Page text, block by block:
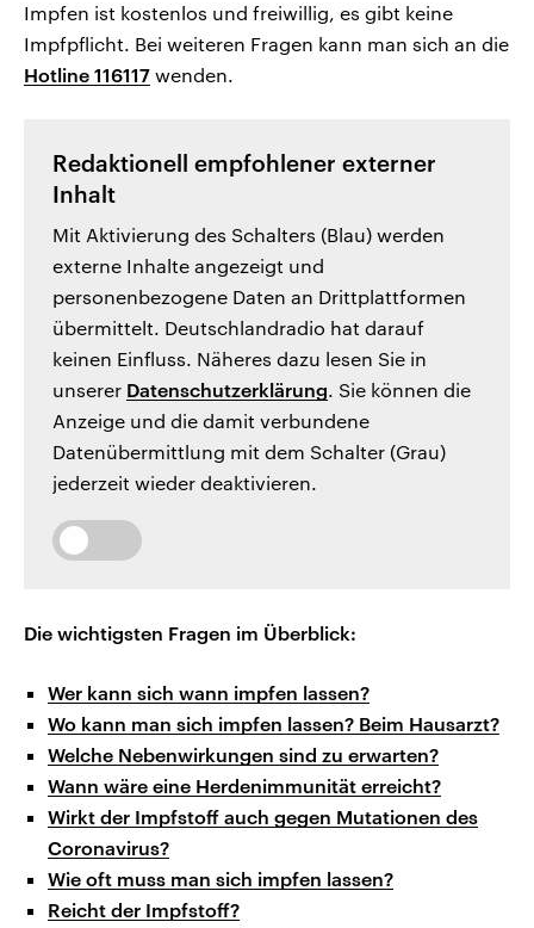
Impfen ist kostenlos und freiwillig, es gibt keine
Impfpflicht. Bei weiteren Fragen kann man sich an die
Hotline 116117 wenden.
Redaktionell empfohlener externer
Inhalt
Mit Aktivierung des Schalters (Blau) werden
externe Inhalte angezeigt und
personenbezogene Daten an Drittplattformen
übermittelt. Deutschlandradio hat darauf
keinen Einfluss. Näheres dazu lesen Sie in
unserer Datenschutzerklärung. Sie können die
Anzeige und die damit verbundene
Datenübermittlung mit dem Schalter (Grau)
jederzeit wieder deaktivieren.
Die wichtigsten Fragen im Überblick:
Wer kann sich wann impfen lassen?
Wo kann man sich impfen lassen? Beim Hausarzt?
Welche Nebenwirkungen sind zu erwarten?
Wann wäre eine Herdenimmunität erreicht?
Wirkt der Impfstoff auch gegen Mutationen des
Coronavirus?
Wie oft muss man sich impfen lassen?
Reicht der Impfstoff?